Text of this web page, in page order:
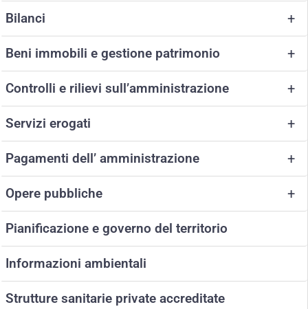
+
Bilanci
+
Beni immobili e gestione patrimonio
+
Controlli e rilievi sull’amministrazione
+
Servizi erogati
+
Pagamenti dell’ amministrazione
+
Opere pubbliche
Pianificazione e governo del territorio
Informazioni ambientali
Strutture sanitarie private accreditate